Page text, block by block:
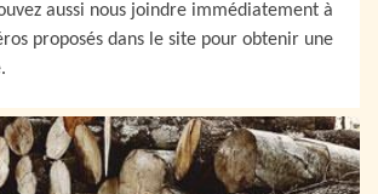
aussi nous joindre immédiatement à
proposés dans le site pour obtenir une